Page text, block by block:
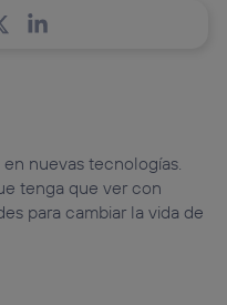
nuevas tecnologías.
tenga que ver con
para cambiar la vida de